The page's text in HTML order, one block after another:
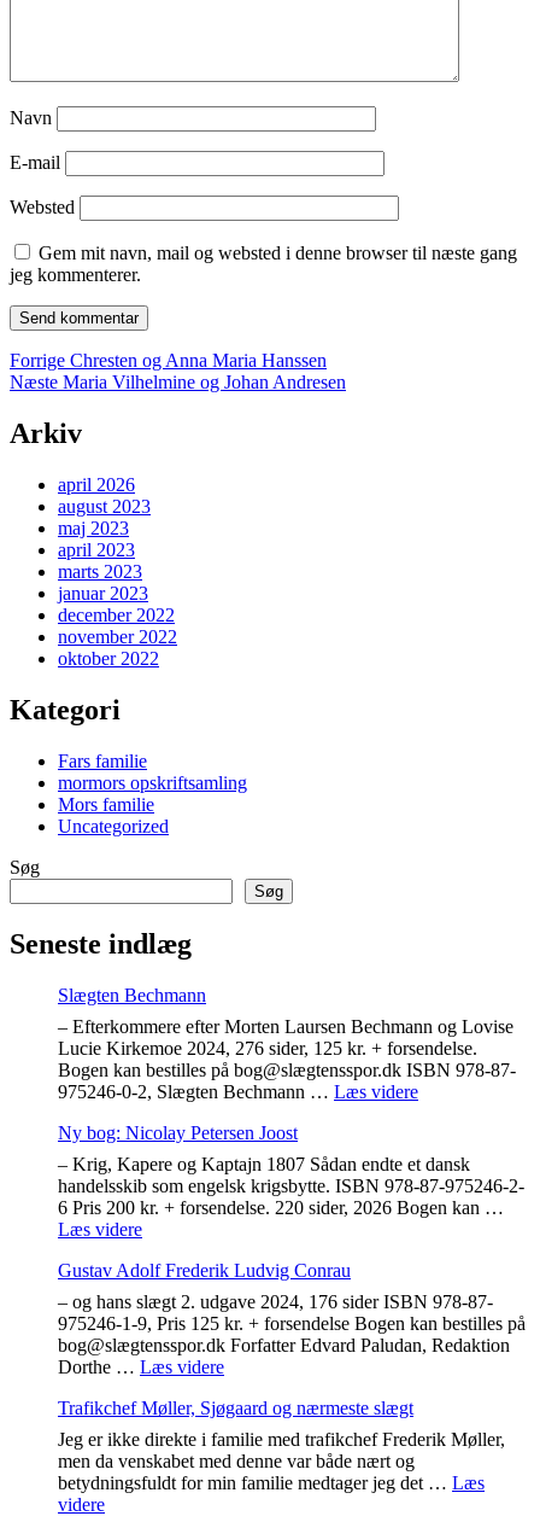
Navn
E-mail
Websted
Gem mit navn, mail og websted i denne browser til næste gang
jeg kommenterer.
Indlægsnavigation
Forrige Forrige
indlæg:
Chresten og Anna Maria Hanssen
Næste Næste
Maria Vilhelmine og Johan Andresen
Arkiv
april 2026
august 2023
maj 2023
april 2023
marts 2023
januar 2023
december 2022
november 2022
oktober 2022
Kategori
Fars familie
mormors opskriftsamling
Mors familie
Uncategorized
Søg
Søg
Seneste indlæg
Slægten Bechmann
– Efterkommere efter Morten Laursen Bechmann og Lovise
Lucie Kirkemoe 2024, 276 sider, 125 kr. + forsendelse.
Bogen kan bestilles på bog@slægtensspor.dk ISBN 978-87-
975246-0-2, Slægten Bechmann … Læs videre"Slægten
Ny bog: Nicolay Petersen Joost
– Krig, Kapere og Kaptajn 1807 Sådan endte et dansk
handelsskib som engelsk krigsbytte. ISBN 978-87-975246-2-
6 Pris 200 kr. + forsendelse. 220 sider, 2026 Bogen kan …
Læs videre"Ny
Nicolay
Petersen
Joost"
Gustav Adolf Frederik Ludvig Conrau
– og hans slægt 2. udgave 2024, 176 sider ISBN 978-87-
975246-1-9, Pris 125 kr. + forsendelse Bogen kan bestilles på
bog@slægtensspor.dk Forfatter Edvard Paludan, Redaktion
Dorthe … Læs videre"Gustav
Frederik
Ludvig
Conrau"
Trafikchef Møller, Sjøgaard og nærmeste slægt
Jeg er ikke direkte i familie med trafikchef Frederik Møller,
men da venskabet med denne var både nært og
betydningsfuldt for min familie medtager jeg det … Læs
videre"Trafikchef